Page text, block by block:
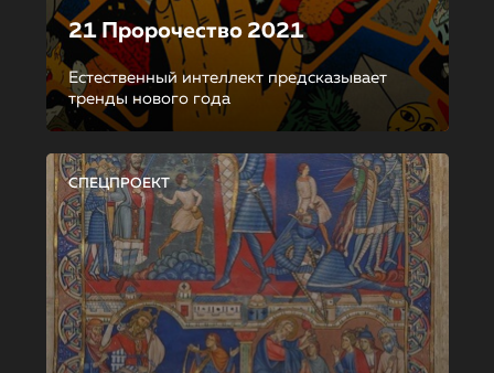
21 Пророчество 2021
Естественный интеллект предсказывает
тренды нового года
СПЕЦПРОЕКТ